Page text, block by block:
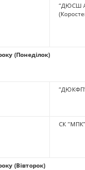
“ДЮСШ
(Понеділок)
СК
(Вівторок)